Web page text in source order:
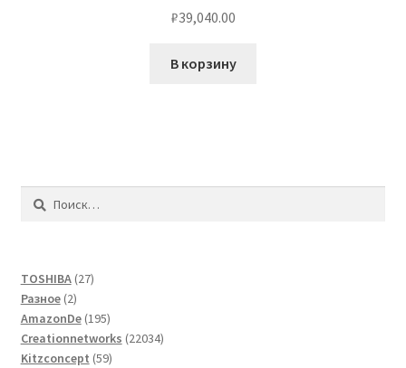
₽39,040.00
В корзину
Найти:
TOSHIBA 2727
Разное 22
товара
AmazonDe 195195
товаров
Creationnetworks 2203422034
Kitzconcept 5959